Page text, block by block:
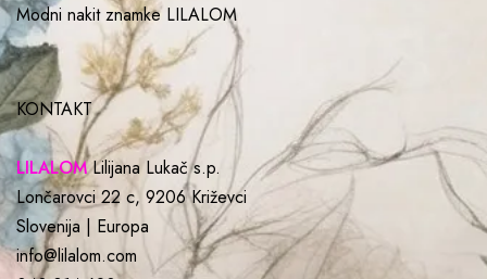
Modni nakit znamke LILALOM
KONTAKT
LILALOMLilijana Lukač s.p.
Lončarovci 22 c, 9206 Križevci
Slovenija | Europa
info@lilalom.com